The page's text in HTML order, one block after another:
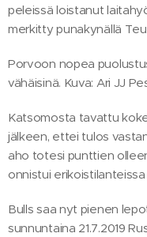
peleissä loistanut
merkitty punakynällä
Porvoon nopea
vähäisinä. Kuva: Ari JJ
Katsomosta tavattu
jälkeen, ettei tulos
aho totesi punttien
onnistui erikoistilanteissa
Bulls saa nyt pienen
sunnuntaina 21.7.2019